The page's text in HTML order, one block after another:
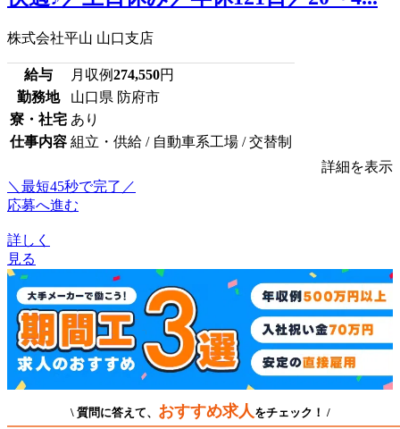
株式会社平山 山口支店
給与 月収例274,550円
勤務地
山口県 防府市
寮・社宅 あり
仕事内容 組立・供給 / 自動車系工場 / 交替制
詳細を表示
＼最短45秒で完了／
応募へ進む
詳しく
見る
\ 質問に答えて、 おすすめ求人 をチェック！ /